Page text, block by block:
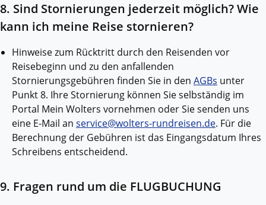
8. Sind Stornierungen jederzeit möglich? Wie
kann ich meine Reise stornieren?
Hinweise zum Rücktritt durch den Reisenden vor
Reisebeginn und zu den anfallenden
Stornierungsgebühren finden Sie in den AGBs unter
Punkt 8. Ihre Stornierung können Sie selbständig im
Portal Mein Wolters vornehmen oder Sie senden uns
eine E-Mail an service@wolters-rundreisen.de. Für die
Berechnung der Gebühren ist das Eingangsdatum Ihres
Schreibens entscheidend.
9. Fragen rund um die FLUGBUCHUNG